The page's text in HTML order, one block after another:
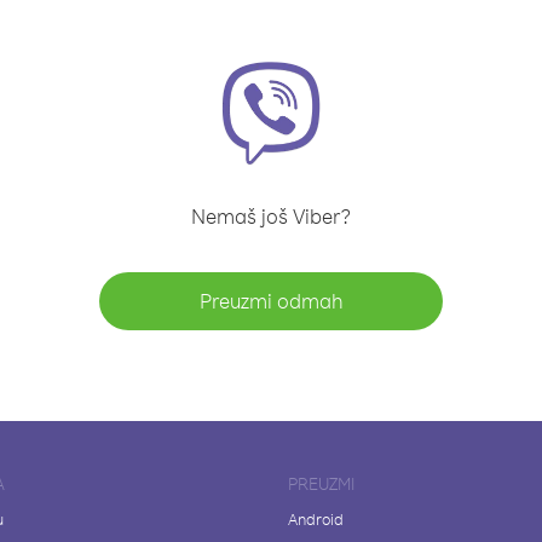
Nemaš još Viber?
Preuzmi odmah
PREUZMI
Android